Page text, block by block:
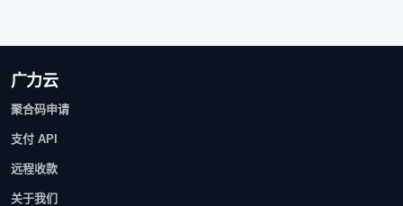
广力云
聚合码申请
支付 API
远程收款
关于我们